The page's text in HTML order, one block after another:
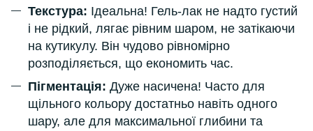
Текстура: Ідеальна! Гель-лак не надто густий
і не рідкий, лягає рівним шаром, не затікаючи
на кутикулу. Він чудово рівномірно
розподіляється, що економить час.
Пігментація: Дуже насичена! Часто для
щільного кольору достатньо навіть одного
шару, але для максимальної глибини та